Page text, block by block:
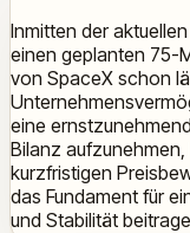
Inmitten der
einen geplanten 75-
von SpaceX schon
eine
Bilanz
kurzfristigen
das Fundament für
und Stabilität